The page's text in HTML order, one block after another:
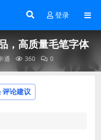
登录
，高质量毛笔字体
通 360 0
评论建议